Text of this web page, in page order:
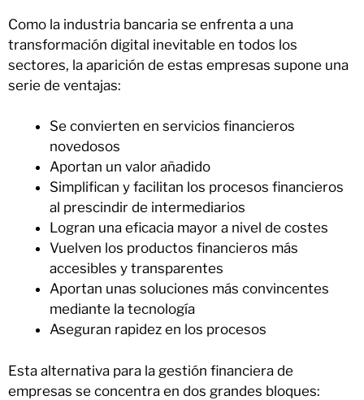
Como la industria bancaria se enfrenta a una
transformación digital inevitable en todos los
sectores, la aparición de estas empresas supone una
serie de ventajas:
Se convierten en servicios financieros
novedosos
Aportan un valor añadido
Simplifican y facilitan los procesos financieros
al prescindir de intermediarios
Logran una eficacia mayor a nivel de costes
Vuelven los productos financieros más
accesibles y transparentes
Aportan unas soluciones más convincentes
mediante la tecnología
Aseguran rapidez en los procesos
Esta alternativa para la gestión financiera de
empresas se concentra en dos grandes bloques: